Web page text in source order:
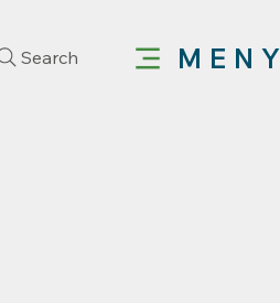
Search MENY